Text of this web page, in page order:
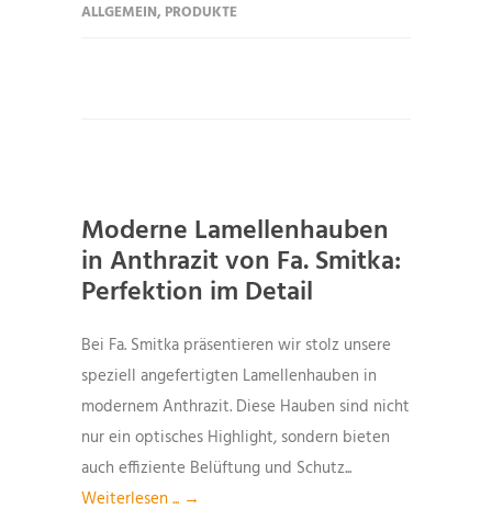
ALLGEMEIN, PRODUKTE
Moderne Lamellenhauben
in Anthrazit von Fa. Smitka:
Perfektion im Detail
Bei Fa. Smitka präsentieren wir stolz unsere
speziell angefertigten Lamellenhauben in
modernem Anthrazit. Diese Hauben sind nicht
nur ein optisches Highlight, sondern bieten
auch effiziente Belüftung und Schutz...
Weiterlesen ... →